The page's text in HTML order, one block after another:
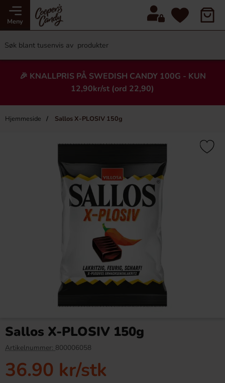
Meny
🎉 KNALLPRIS PÅ SWEDISH CANDY 100G - KUN
12,90kr/st (ord 22,90)
Hjemmeside Sallos X-PLOSIV 150g
×
Köp
Sallos X-PLOSIV 150g
Artikelnummer: 800006058
36.90 kr/stk